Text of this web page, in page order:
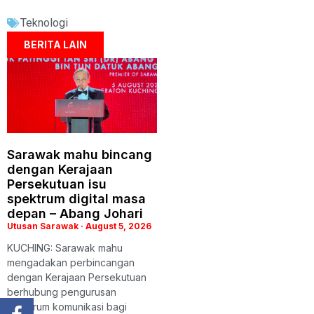
Teknologi
BERITA LAIN
Sarawak mahu bincang
dengan Kerajaan
Persekutuan isu
spektrum digital masa
depan – Abang Johari
Utusan Sarawak August 5, 2026
KUCHING: Sarawak mahu
mengadakan perbincangan
dengan Kerajaan Persekutuan
berhubung pengurusan
spektrum komunikasi bagi